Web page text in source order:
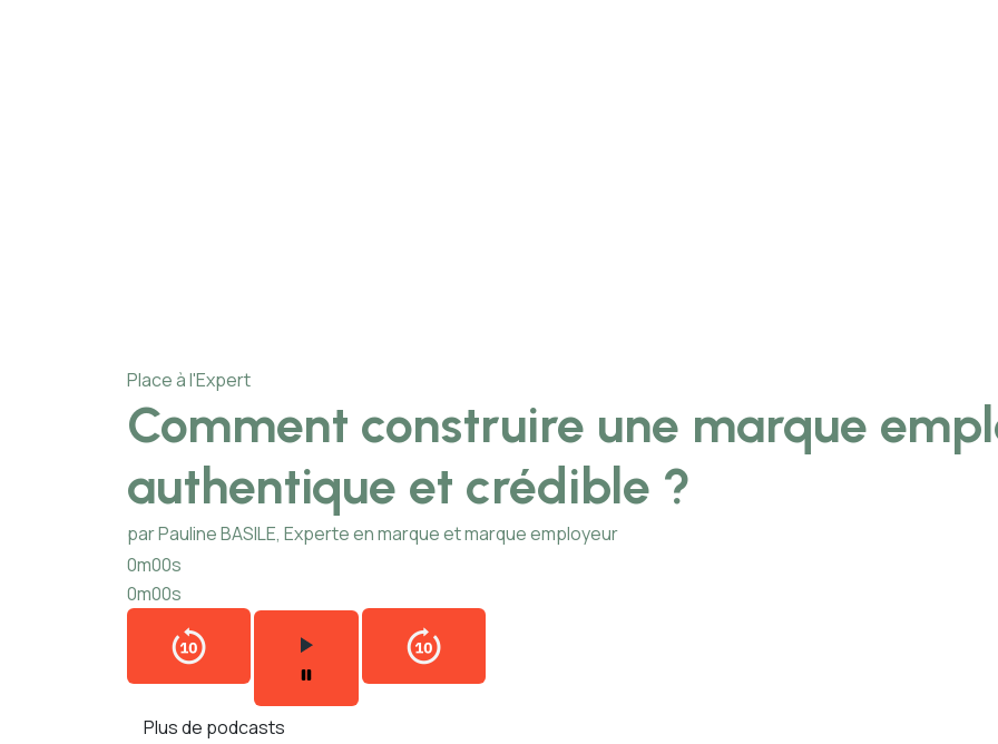
Place à l'Expert
Comment construire une marque
authentique et crédible ?
par Pauline BASILE, Experte en marque et marque employeur
0m00s
0m00s
Plus de podcasts